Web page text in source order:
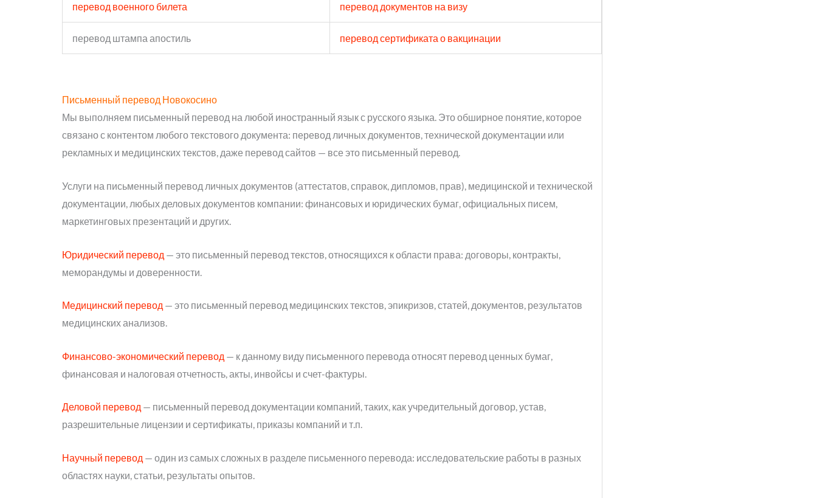
перевод военного билета перевод документов на визу
перевод штампа апостиль перевод сертификата о вакцинации
Письменный перевод Новокосино
Мы выполняем письменный перевод на любой иностранный язык с русского языка. Это обширное понятие, которое
связано с контентом любого текстового документа: перевод личных документов, технической документации или
рекламных и медицинских текстов, даже перевод сайтов — все это письменный перевод.
Услуги на письменный перевод личных документов (аттестатов, справок, дипломов, прав), медицинской и технической
документации, любых деловых документов компании: финансовых и юридических бумаг, официальных писем,
маркетинговых презентаций и других.
Юридический перевод — это письменный перевод текстов, относящихся к области права: договоры, контракты,
меморандумы и доверенности.
Медицинский перевод — это письменный перевод медицинских текстов, эпикризов, статей, документов, результатов
медицинских анализов.
Финансово-экономический перевод — к данному виду письменного перевода относят перевод ценных бумаг,
финансовая и налоговая отчетность, акты, инвойсы и счет-фактуры.
Деловой перевод — письменный перевод документации компаний, таких, как учредительный договор, устав,
разрешительные лицензии и сертификаты, приказы компаний и т.п.
Научный перевод — один из самых сложных в разделе письменного перевода: исследовательские работы в разных
областях науки, статьи, результаты опытов.